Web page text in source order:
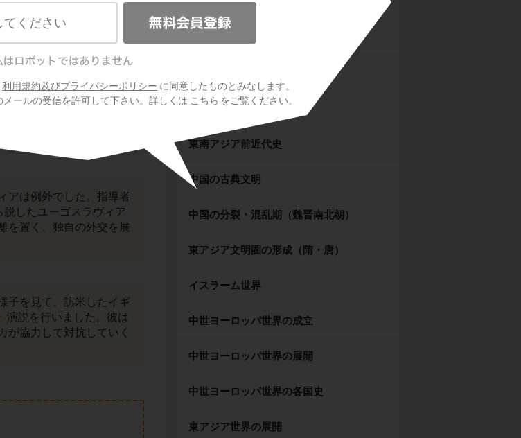
利用規約及びプライバシーポリシー に同意したものとみなします。
ールの受信を許可して下さい。詳しくは こちら をご覧ください。
は 人民民主主義 を掲げ
となりました。実質的に
アは例外でした。指導者
したユーゴスラヴィア
を置く、独自の外交を展
子を見て、訪米したイギ
演説を行いました。彼は
が協力して対抗していく
古代オリエント
インドの古典文明
東南アジア前近代史
中国の古典文明
中国の分裂・混乱期（魏晋南北朝）
東アジア文明圏の形成（隋・唐）
イスラーム世界
中世ヨーロッパ世界の成立
中世ヨーロッパ世界の展開
中世ヨーロッパ世界の各国史
東アジア世界の展開